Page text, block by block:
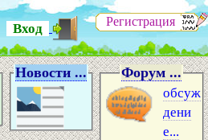
Вход Регистрация
Новости ... Форум ...
обсуж
дени
е...